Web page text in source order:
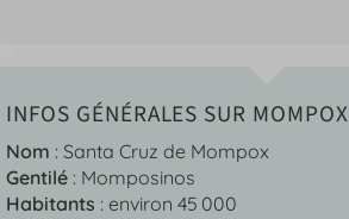
INFOS GÉNÉRALES SUR MOMPOX
Nom : Santa Cruz de Mompox
Gentilé : Momposinos
Habitants : environ 45 000